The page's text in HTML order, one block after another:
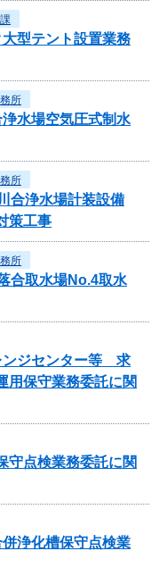
型テント設置業務
所
浄水場空気圧式制水
所
合浄水場計装設備
策工事
所
合取水場No.4取水
ンジセンター等 求
用保守業務委託に関
守点検業務委託に関
浄化槽保守点検業